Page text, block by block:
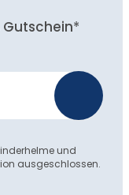
Gutschein*
und
ausgeschlossen.